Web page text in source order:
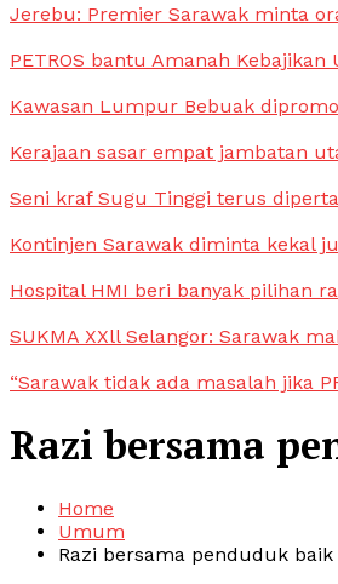
Jerebu: Premier Sarawak minta
PETROS bantu Amanah
Kawasan Lumpur Bebuak
Kerajaan sasar empat jambatan
Seni kraf Sugu Tinggi terus
Kontinjen Sarawak diminta kekal
Hospital HMI beri banyak pilihan
SUKMA XXll Selangor: Sarawak
“Sarawak tidak ada masalah jika
Razi bersama
Home
Umum
Razi bersama penduduk